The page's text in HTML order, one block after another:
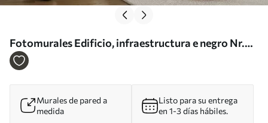
Fotomurales Edificio, infraestructura e negro Nr.
u51061
Murales de pared a
medida
Listo para su entrega
en 1-3 días hábiles.